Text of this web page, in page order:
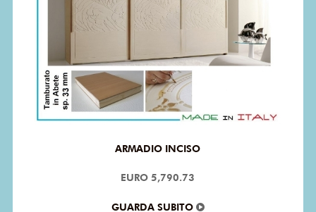
ARMADIO INCISO
EURO 5,790.73
GUARDA SUBITO